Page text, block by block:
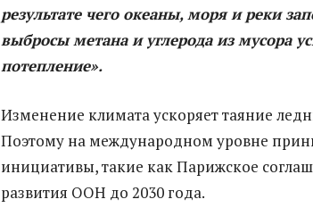
результате чего океаны, моря и реки
выбросы метана и углерода из мусора
потепление».
Изменение климата ускоряет таяние
Поэтому на международном уровне
инициативы, такие как Парижское
развития ООН до 2030 года.